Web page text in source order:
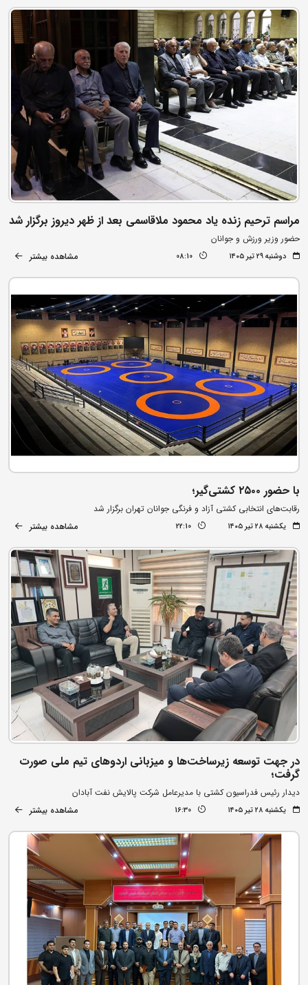
مراسم ترحیم زنده یاد محمود ملاقاسمی بعد از ظهر دیروز برگزار شد
حضور وزیر ورزش و جوانان
دوشنبه ۲۹ تیر ۱۴۰۵ 08:10 مشاهده بیشتر
با حضور ۲۵۰۰ کشتی‌گیر؛
رقابت‌های انتخابی کشتی آزاد و فرنگی جوانان تهران برگزار شد
یکشنبه ۲۸ تیر ۱۴۰۵ 22:10 مشاهده بیشتر
در جهت توسعه زیرساخت‌ها و میزبانی اردوهای تیم ملی صورت
گرفت؛
دیدار رئیس فدراسیون کشتی با مدیرعامل شرکت پالایش نفت آبادان
یکشنبه ۲۸ تیر ۱۴۰۵ 16:30 مشاهده بیشتر